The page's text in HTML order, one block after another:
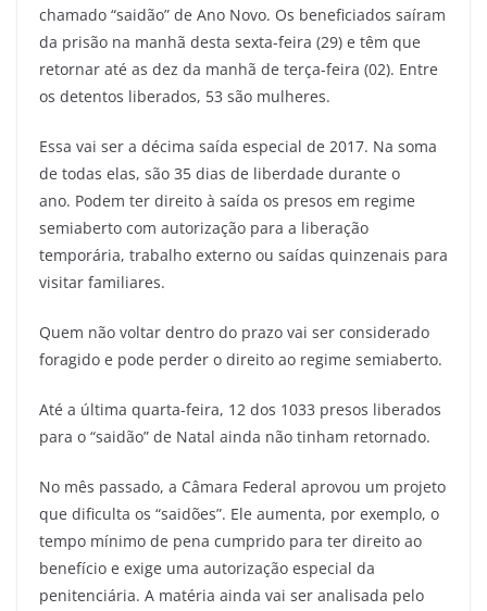
chamado “saidão” de Ano Novo. Os beneficiados saíram
da prisão na manhã desta sexta-feira (29) e têm que
retornar até as dez da manhã de terça-feira (02). Entre
os detentos liberados, 53 são mulheres.
Essa vai ser a décima saída especial de 2017. Na soma
de todas elas, são 35 dias de liberdade durante o
ano. Podem ter direito à saída os presos em regime
semiaberto com autorização para a liberação
temporária, trabalho externo ou saídas quinzenais para
visitar familiares.
Quem não voltar dentro do prazo vai ser considerado
foragido e pode perder o direito ao regime semiaberto.
Até a última quarta-feira, 12 dos 1033 presos liberados
para o “saidão” de Natal ainda não tinham retornado.
No mês passado, a Câmara Federal aprovou um projeto
que dificulta os “saidões”. Ele aumenta, por exemplo, o
tempo mínimo de pena cumprido para ter direito ao
benefício e exige uma autorização especial da
penitenciária. A matéria ainda vai ser analisada pelo